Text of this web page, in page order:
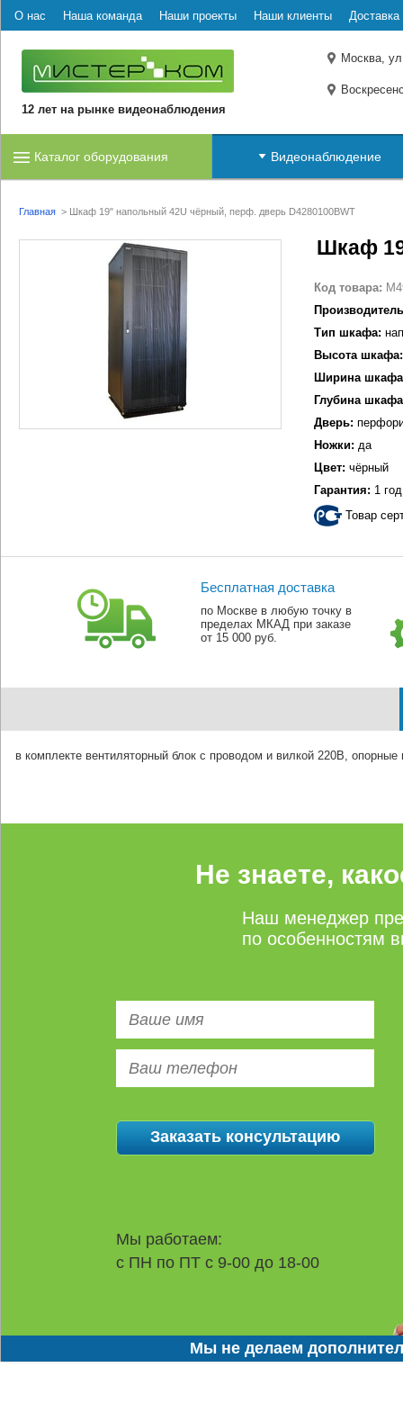
О нас Наша команда Наши проекты Наши клиенты Доставка
12 лет на рынке видеонаблюдения
Москва,
Каталог оборудования Видеонаблюдение
Главная > Шкаф 19" напольный 42U чёрный, перф. дверь D4280100BWT
Шкаф
Код товара:
Тип шкафа:
Высота шкафа:
Ширина
Глубина
Дверь:
Ножки: да
Цвет: чёрный
Гарантия: 1 год
Товар
Бесплатная доставка
по Москве в любую точку в
пределах МКАД при заказе
от 15 000 руб.
в комплекте вентиляторный блок с проводом и вилкой 220В,
Не знаете,
Наш менеджер
по особенностям
Мы работаем:
с ПН по ПТ с 9-00 до 18-00
Мы не делаем